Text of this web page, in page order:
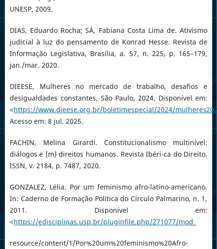
UNESP, 2009.
DIAS, Eduardo Rocha; SÁ, Fabiana Costa Lima de. Ativismo
judicial à luz do pensamento de Konrad Hesse. Revista de
Informação Legislativa, Brasília, a. 57, n. 225, p. 165–179,
jan./mar. 2020.
DIEESE, Mulheres no mercado de trabalho, desafios e
desigualdades constantes, São Paulo, 2024, Disponível em:
<https://www.dieese.org.br/boletimespecial/2024/
Acesso em: 8 jul. 2025.
FACHIN, Melina Girardi. Constitucionalismo multinível:
diálogos e (m) direitos humanos. Revista Ibéri-ca do Direito.
ISSN, v. 2184, p. 7487, 2020.
GONZALEZ, Lélia. Por um feminismo afro-latino-americano.
In: Caderno de Formação Política do Círculo Palmarino, n. 1,
2011. Disponível em:
<https://edisciplinas.usp.br/pluginfile.php/271077/mod_
resource/content/1/Por%20um%20feminismo%20Afro-